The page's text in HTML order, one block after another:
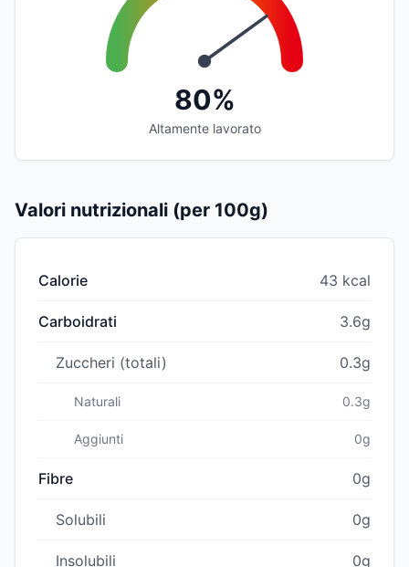
80%
Altamente lavorato
Valori nutrizionali (per 100g)
Calorie 43 kcal
Carboidrati 3.6g
Zuccheri (totali) 0.3g
Naturali 0.3g
Aggiunti 0g
Fibre 0g
Solubili 0g
Insolubili 0g